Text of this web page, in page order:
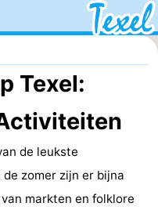
Texel:
de leukste
de zomer zijn er bijna
markten en folklore